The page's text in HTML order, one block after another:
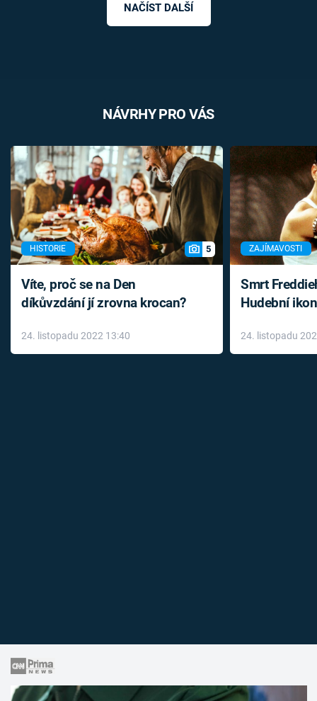
NAČÍST DALŠÍ
NÁVRHY PRO VÁS
HISTORIE 5
Víte, proč se na Den
díkůvzdání jí zrovna krocan?
24. listopadu 2022 13:40
ZAJÍMAVOSTI
Smrt
Hudební
léky
24. listopadu